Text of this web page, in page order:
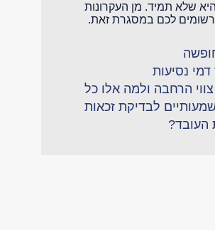
שלא תמיד. מן העקרונות
לכם במסגרת זאת.
נסיעות
הרחבה ולמה אלו כל
לבדיקת זכאות
העובד?